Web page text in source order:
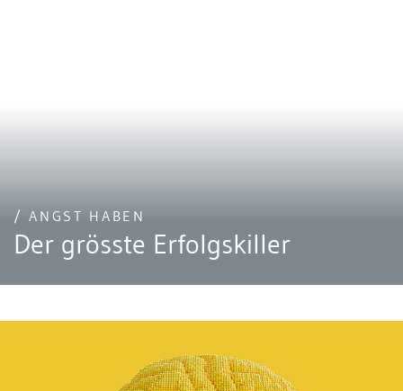
/ ANGST HABEN
Der grösste Erfolgskiller